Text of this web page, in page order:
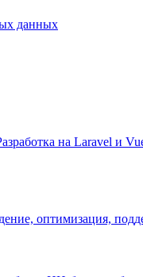
данных
на Laravel и
оптимизация,